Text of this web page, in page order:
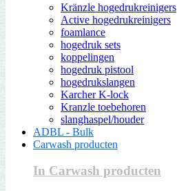
Kränzle hogedrukreinigers
Active hogedrukreinigers
foamlance
hogedruk sets
koppelingen
hogedruk pistool
hogedrukslangen
Karcher K-lock
Kranzle toebehoren
slanghaspel/houder
ADBL - Bulk
Carwash producten
In Carwash producten